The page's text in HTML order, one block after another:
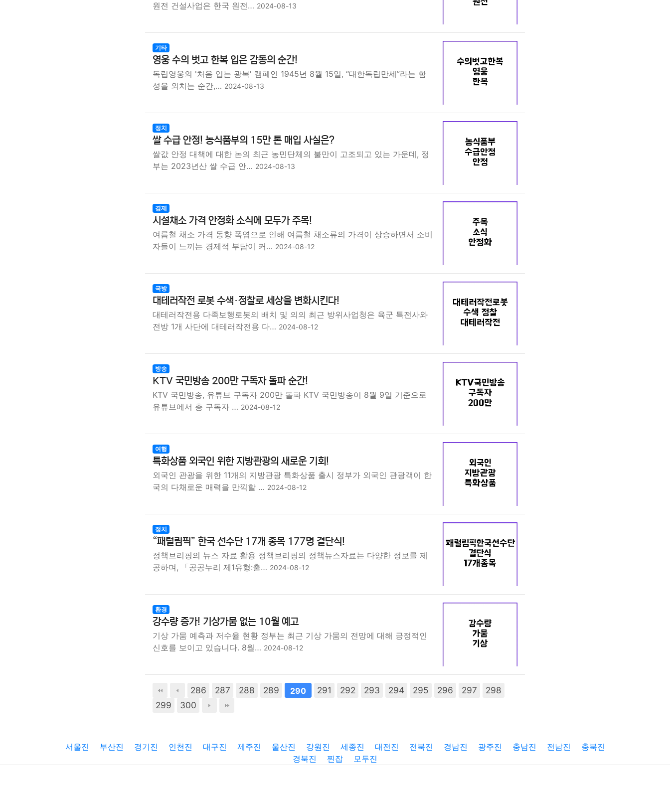
원전 건설사업은 한국 원전… 2024-08-13
기타
영웅 수의 벗고 한복 입은 감동의 순간!
독립영웅의 '처음 입는 광복' 캠페인 1945년 8월 15일, “대한독립만세”라는 함
성을 외치는 순간,… 2024-08-13
정치
쌀 수급 안정! 농식품부의 15만 톤 매입 사실은?
쌀값 안정 대책에 대한 논의 최근 농민단체의 불만이 고조되고 있는 가운데, 정
부는 2023년산 쌀 수급 안… 2024-08-13
경제
시설채소 가격 안정화 소식에 모두가 주목!
여름철 채소 가격 동향 폭염으로 인해 여름철 채소류의 가격이 상승하면서 소비
자들이 느끼는 경제적 부담이 커… 2024-08-12
국방
대테러작전 로봇 수색·정찰로 세상을 변화시킨다!
대테러작전용 다족보행로봇의 배치 및 의의 최근 방위사업청은 육군 특전사와
전방 1개 사단에 대테러작전용 다… 2024-08-12
방송
KTV 국민방송 200만 구독자 돌파 순간!
KTV 국민방송, 유튜브 구독자 200만 돌파 KTV 국민방송이 8월 9일 기준으로
유튜브에서 총 구독자 … 2024-08-12
여행
특화상품 외국인 위한 지방관광의 새로운 기회!
외국인 관광을 위한 11개의 지방관광 특화상품 출시 정부가 외국인 관광객이 한
국의 다채로운 매력을 만끽할 … 2024-08-12
정치
“패럴림픽” 한국 선수단 17개 종목 177명 결단식!
정책브리핑의 뉴스 자료 활용 정책브리핑의 정책뉴스자료는 다양한 정보를 제
공하며, 「공공누리 제1유형:출… 2024-08-12
환경
강수량 증가! 기상가뭄 없는 10월 예고
기상 가뭄 예측과 저수율 현황 정부는 최근 기상 가뭄의 전망에 대해 긍정적인
신호를 보이고 있습니다. 8월… 2024-08-12
286 287 288 289 290 291 292 293 294 295 296 297
298
299
300
서울진 부산진 경기진 인천진 대구진 제주진 울산진 강원진 세종진 대전진 전북진 경남진 광주진 충남진 전남진
충북진
경북진
찐잡 모두진